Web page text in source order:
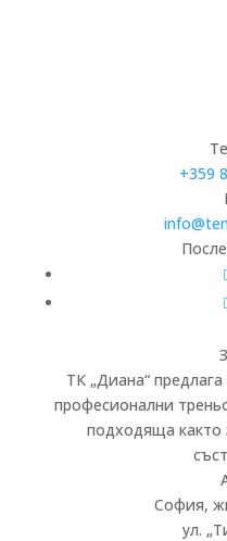
+359
ТК „Диана“
професионални
подходяща както
София,
ул. „